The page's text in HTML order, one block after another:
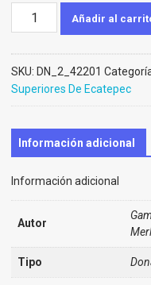
Contabilidad
practica.
Contexto
base
de
(Donación)
cantidad
Añadir al
SKU: DN_2_42201
Superiores De Ecatepec
Información adicional
Información adicional
Autor
Tipo